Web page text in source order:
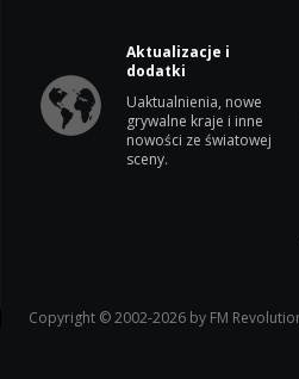
Aktualizacje i
dodatki
Uaktualnienia, nowe
grywalne kraje i inne
nowości ze światowej
sceny.
Copyright © 2002-2026 by FM